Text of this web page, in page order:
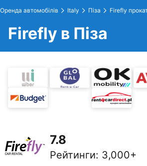
Оренда автомобілів Italy Піза Firefly
Firefly в Піза
7.8
Рейтинги: 3,000+